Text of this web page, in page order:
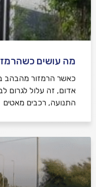
מה עושים
כאשר הרמזור מהבהב
אדום, זה עלול לגרום
התנועה, רכבים מאטים